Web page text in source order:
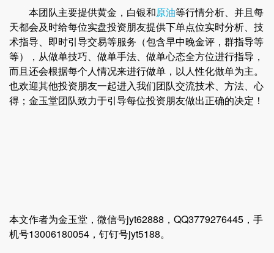
本团队主要提供黄金，白银和原油等行情分析、并且每
天都会及时给每位实盘投资朋友提供下单点位实时分析、技
术指导、即时引导交易等服务（包含早中晚金评，群指导等
等），从做单技巧、做单手法、做单心态全方位进行指导，
而且还会根据每个人情况来进行做单，以人性化做单为主。
也欢迎其他投资朋友一起进入我们团队交流技术、方法、心
得；金玉堂团队致力于引导每位投资朋友做出正确的决定！
本文作者为金玉堂，微信号jyt62888，QQ3779276445，手
机号13006180054，钉钉号jyt5188。